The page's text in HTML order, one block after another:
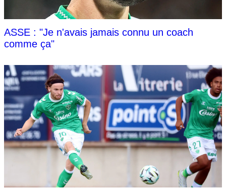
ASSE : "Je n'avais jamais connu un coach
comme ça"